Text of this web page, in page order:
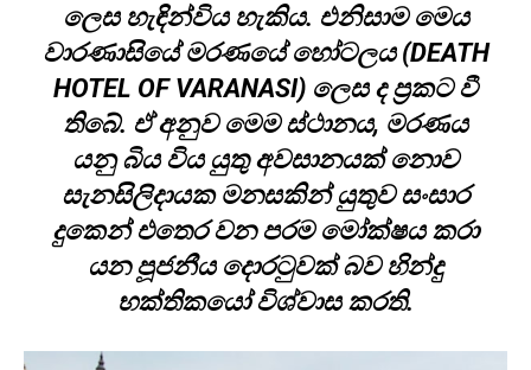
ලෙස හැඳින්විය හැකිය. එනිසාම මෙය
වාරණාසියේ මරණයේ හෝටලය (DEATH
HOTEL OF VARANASI) ලෙස ද ප්‍රකට වී
තිබේ. ඒ අනුව මෙම ස්ථානය, මරණය
යනු බිය විය යුතු අවසානයක් නොව
සැනසිලිදායක මනසකින් යුතුව සංසාර
දුකෙන් එතෙර වන පරම මෝක්ෂය කරා
යන පූජනීය දොරටුවක් බව හින්දු
භක්තිකයෝ විශ්වාස කරති.